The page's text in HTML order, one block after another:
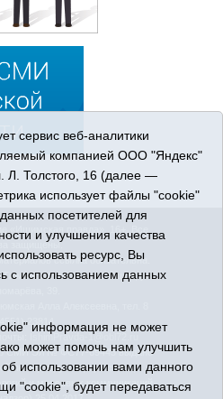
«Ишимская правда». 16+. Все
защищены.
ссылка обязательна.
Тюменская область, г. Ишим, ул.
23814
IshimPravda-1@obl72.ru
СМИ Эл № ФС77-69445 выдано
по надзору в сфере связи,
и массовых коммуникаций
сервис веб-аналитики
компанией ООО "Яндекс"
Л. Толстого, 16 (далее —
использует файлы "cookie"
посетителей для
и улучшения качества
ресурс, Вы
с использованием данных
информация не может
может помочь нам улучшить
использовании вами данного
"cookie", будет передаваться